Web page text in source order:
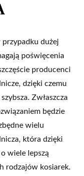
przypadku dużej
poświęcenia
producenci
dzięki czemu
Zwłaszcza
będzie
wielu
która dzięki
wiele lepszą
rodzajów kosiarek.